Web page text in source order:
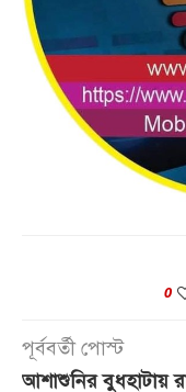
0
পূর্ববর্তী পোস্ট
আশাশুনির বুধহাটায়